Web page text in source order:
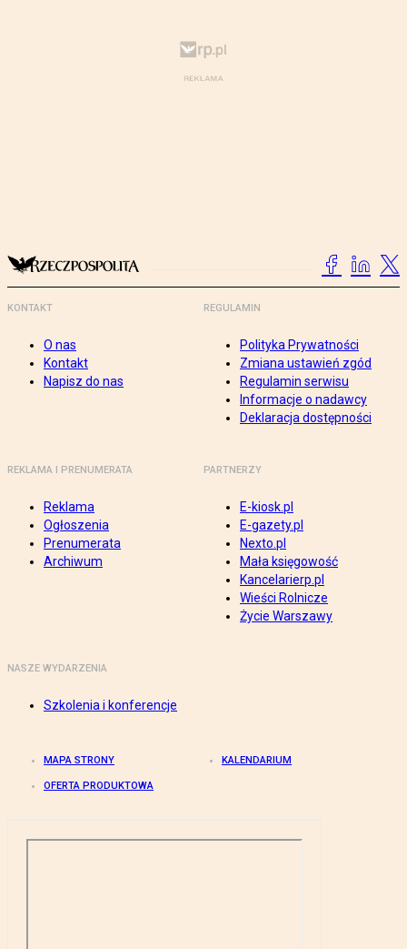
KONTAKT
O nas
Kontakt
Napisz do nas
REGULAMIN
Polityka Prywatności
Zmiana ustawień zgód
Regulamin serwisu
Informacje o nadawcy
Deklaracja dostępności
REKLAMA I PRENUMERATA
Reklama
Ogłoszenia
Prenumerata
Archiwum
PARTNERZY
E-kiosk.pl
E-gazety.pl
Nexto.pl
Mała księgowość
Kancelarierp.pl
Wieści Rolnicze
Życie Warszawy
NASZE WYDARZENIA
Szkolenia i konferencje
MAPA STRONY KALENDARIUM
OFERTA PRODUKTOWA